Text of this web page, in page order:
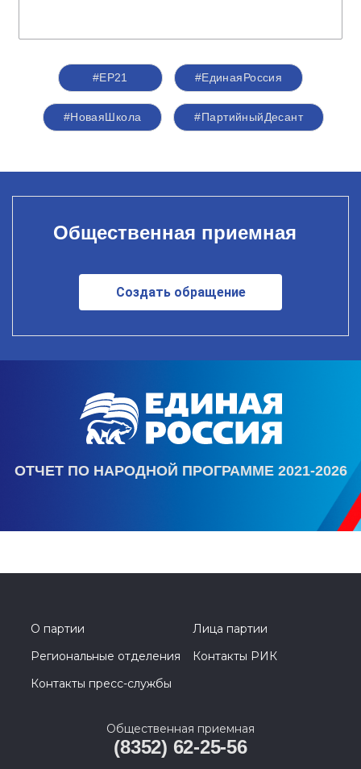
#ЕР21 #ЕдинаяРоссия
#НоваяШкола #ПартийныйДесант
Общественная приемная
Создать обращение
ОТЧЕТ ПО НАРОДНОЙ ПРОГРАММЕ 2021-2026
О партии
Лица партии
Региональные отделения
Контакты РИК
Контакты пресс-службы
Общественная приемная
(8352) 62-25-56